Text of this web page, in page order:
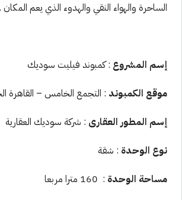
الساحرة والهواء النقي والهدوء الذي يعم المكان .
إسم المشروع : كمبوند فيليت سوديك
موقع الكمبوند : التجمع الخامس – القاهرة
إسم المطور العقارى : شركة سوديك العقارية
نوع الوحدة : شقة
مساحة الوحدة : 160 مترا مربعا